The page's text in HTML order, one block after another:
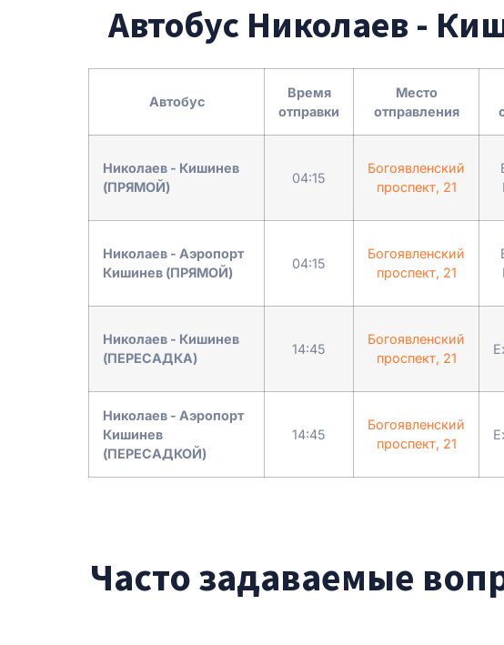
Автобус Николаев -
Автобус
Время
отправки
Место
отправления
Николаев - Кишинев
(ПРЯМОЙ)
04:15
Богоявленский
проспект, 21
Николаев - Аэропорт
Кишинев (ПРЯМОЙ)
04:15
Богоявленский
проспект, 21
Николаев - Кишинев
(ПЕРЕСАДКА)
14:45
Богоявленский
проспект, 21
Николаев - Аэропорт
Кишинев
(ПЕРЕСАДКОЙ)
14:45
Богоявленский
проспект, 21
Часто задаваемые